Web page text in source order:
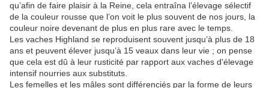
qu’afin de faire plaisir à la Reine, cela entraîna l’élevage sélectif
de la couleur rousse que l’on voit le plus souvent de nos jours, la
couleur noire devenant de plus en plus rare avec le temps.
Les vaches Highland se reproduisent souvent jusqu’à plus de 18
ans et peuvent élever jusqu’à 15 veaux dans leur vie ; on pense
que cela est dû à leur rusticité par rapport aux vaches d'élevage
intensif nourries aux substituts.
Les femelles et les mâles sont différenciés par la forme de leurs